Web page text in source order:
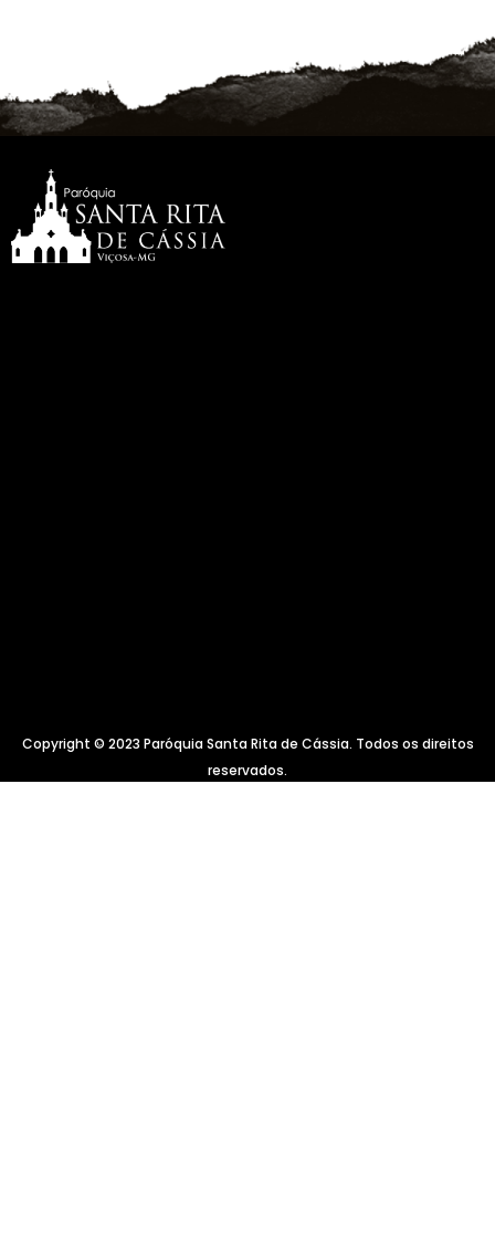
Copyright © 2023 Paróquia Santa Rita de Cássia. Todos os direitos
reservados.